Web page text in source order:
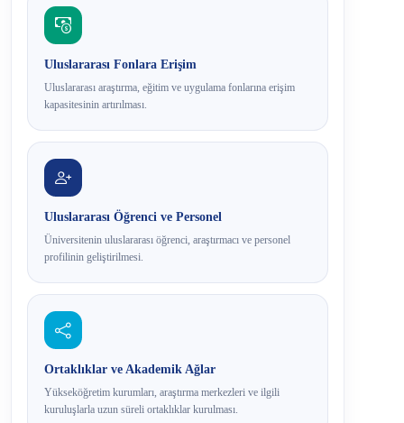
Uluslararası Fonlara Erişim
Uluslararası araştırma, eğitim ve uygulama fonlarına erişim
kapasitesinin artırılması.
Uluslararası Öğrenci ve Personel
Üniversitenin uluslararası öğrenci, araştırmacı ve personel
profilinin geliştirilmesi.
Ortaklıklar ve Akademik Ağlar
Yükseköğretim kurumları, araştırma merkezleri ve ilgili
kuruluşlarla uzun süreli ortaklıklar kurulması.